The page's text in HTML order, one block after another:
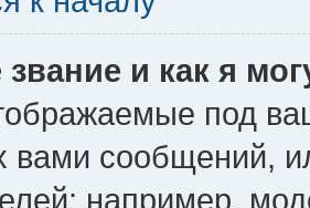
звание и как я
под
вами сообщений,
например,